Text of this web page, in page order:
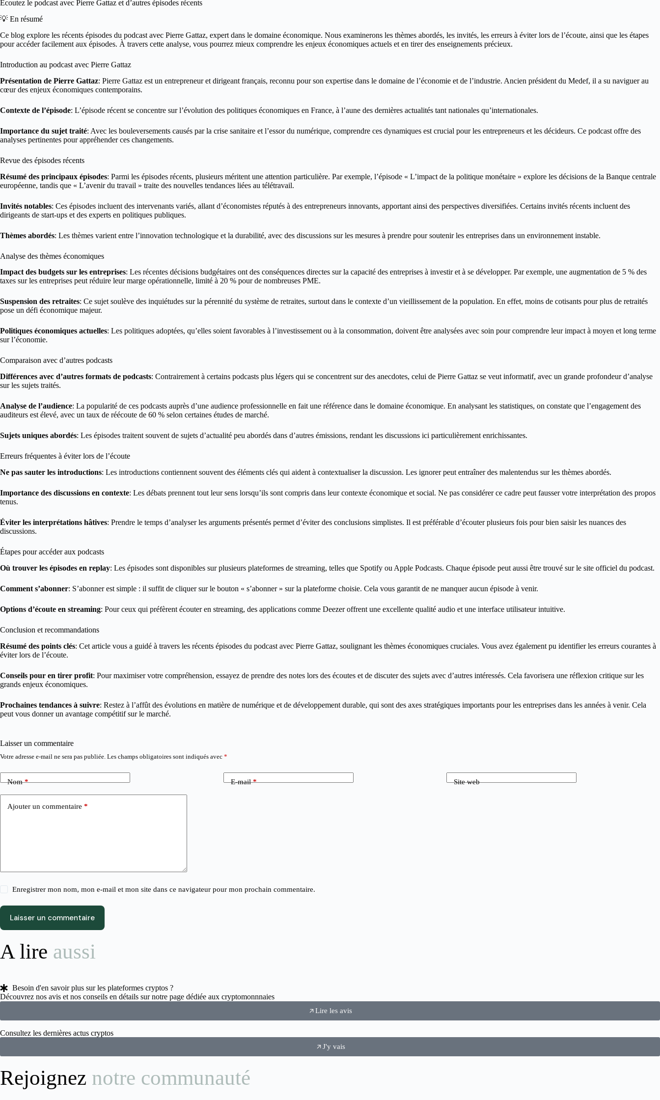
Écoutez le podcast avec Pierre Gattaz et d’autres épisodes récents
💡 En résumé
Ce blog explore les récents épisodes du podcast avec Pierre Gattaz, expert dans le domaine économique. Nous examinerons les thèmes abordés, les invités, les erreurs à éviter lors de l’écoute, ainsi que les étapes
pour accéder facilement aux épisodes. À travers cette analyse, vous pourrez mieux comprendre les enjeux économiques actuels et en tirer des enseignements précieux.
Introduction au podcast avec Pierre Gattaz
Présentation de Pierre Gattaz: Pierre Gattaz est un entrepreneur et dirigeant français, reconnu pour son expertise dans le domaine de l’économie et de l’industrie. Ancien président du Medef, il a su naviguer au
cœur des enjeux économiques contemporains.
Contexte de l’épisode: L’épisode récent se concentre sur l’évolution des politiques économiques en France, à l’aune des dernières actualités tant nationales qu’internationales.
Importance du sujet traité: Avec les bouleversements causés par la crise sanitaire et l’essor du numérique, comprendre ces dynamiques est crucial pour les entrepreneurs et les décideurs. Ce podcast offre des
analyses pertinentes pour appréhender ces changements.
Revue des épisodes récents
Résumé des principaux épisodes: Parmi les épisodes récents, plusieurs méritent une attention particulière. Par exemple, l’épisode « L’impact de la politique monétaire » explore les décisions de la Banque centrale
européenne, tandis que « L’avenir du travail » traite des nouvelles tendances liées au télétravail.
Invités notables: Ces épisodes incluent des intervenants variés, allant d’économistes réputés à des entrepreneurs innovants, apportant ainsi des perspectives diversifiées. Certains invités récents incluent des
dirigeants de start-ups et des experts en politiques publiques.
Thèmes abordés: Les thèmes varient entre l’innovation technologique et la durabilité, avec des discussions sur les mesures à prendre pour soutenir les entreprises dans un environnement instable.
Analyse des thèmes économiques
Impact des budgets sur les entreprises: Les récentes décisions budgétaires ont des conséquences directes sur la capacité des entreprises à investir et à se développer. Par exemple, une augmentation de 5 % des
taxes sur les entreprises peut réduire leur marge opérationnelle, limité à 20 % pour de nombreuses PME.
Suspension des retraites: Ce sujet soulève des inquiétudes sur la pérennité du système de retraites, surtout dans le contexte d’un vieillissement de la population. En effet, moins de cotisants pour plus de retraités
pose un défi économique majeur.
Politiques économiques actuelles: Les politiques adoptées, qu’elles soient favorables à l’investissement ou à la consommation, doivent être analysées avec soin pour comprendre leur impact à moyen et long terme
sur l’économie.
Comparaison avec d’autres podcasts
Différences avec d’autres formats de podcasts: Contrairement à certains podcasts plus légers qui se concentrent sur des anecdotes, celui de Pierre Gattaz se veut informatif, avec un grande profondeur d’analyse
sur les sujets traités.
Analyse de l’audience: La popularité de ces podcasts auprès d’une audience professionnelle en fait une référence dans le domaine économique. En analysant les statistiques, on constate que l’engagement des
auditeurs est élevé, avec un taux de réécoute de 60 % selon certaines études de marché.
Sujets uniques abordés: Les épisodes traitent souvent de sujets d’actualité peu abordés dans d’autres émissions, rendant les discussions ici particulièrement enrichissantes.
Erreurs fréquentes à éviter lors de l’écoute
Ne pas sauter les introductions: Les introductions contiennent souvent des éléments clés qui aident à contextualiser la discussion. Les ignorer peut entraîner des malentendus sur les thèmes abordés.
Importance des discussions en contexte: Les débats prennent tout leur sens lorsqu’ils sont compris dans leur contexte économique et social. Ne pas considérer ce cadre peut fausser votre interprétation des propos
tenus.
Éviter les interprétations hâtives: Prendre le temps d’analyser les arguments présentés permet d’éviter des conclusions simplistes. Il est préférable d’écouter plusieurs fois pour bien saisir les nuances des
discussions.
Étapes pour accéder aux podcasts
Où trouver les épisodes en replay: Les épisodes sont disponibles sur plusieurs plateformes de streaming, telles que Spotify ou Apple Podcasts. Chaque épisode peut aussi être trouvé sur le site officiel du podcast.
Comment s’abonner: S’abonner est simple : il suffit de cliquer sur le bouton « s’abonner » sur la plateforme choisie. Cela vous garantit de ne manquer aucun épisode à venir.
Options d’écoute en streaming: Pour ceux qui préfèrent écouter en streaming, des applications comme Deezer offrent une excellente qualité audio et une interface utilisateur intuitive.
Conclusion et recommandations
Résumé des points clés: Cet article vous a guidé à travers les récents épisodes du podcast avec Pierre Gattaz, soulignant les thèmes économiques cruciales. Vous avez également pu identifier les erreurs courantes à
éviter lors de l’écoute.
Conseils pour en tirer profit: Pour maximiser votre compréhension, essayez de prendre des notes lors des écoutes et de discuter des sujets avec d’autres intéressés. Cela favorisera une réflexion critique sur les
grands enjeux économiques.
Prochaines tendances à suivre: Restez à l’affût des évolutions en matière de numérique et de développement durable, qui sont des axes stratégiques importants pour les entreprises dans les années à venir. Cela
peut vous donner un avantage compétitif sur le marché.
Laisser un commentaire
Votre adresse e-mail ne sera pas publiée. Les champs obligatoires sont indiqués avec *
Nom* E-mail* Site web
Ajouter un commentaire *
Enregistrer mon nom, mon e-mail et mon site dans ce navigateur pour mon prochain commentaire.
Laisser un commentaire
A lire aussi
Besoin d'en savoir plus sur les plateformes cryptos ?
Découvrez nos avis et nos conseils en détails sur notre page dédiée aux cryptomonnnaies
Lire les avis
Consultez les dernières actus cryptos
J'y vais
Rejoignez notre communauté